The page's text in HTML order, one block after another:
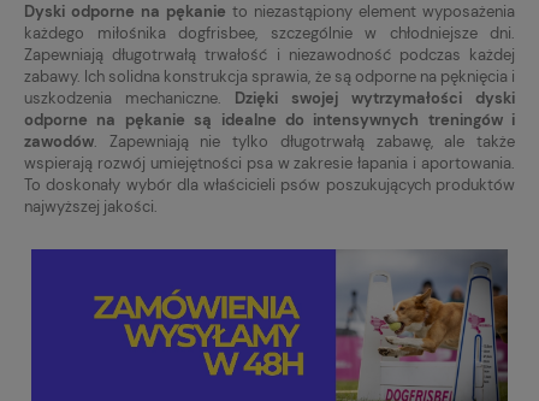
Dyski odporne na pękanie to niezastąpiony element wyposażenia
każdego miłośnika dogfrisbee, szczególnie w chłodniejsze dni.
Zapewniają długotrwałą trwałość i niezawodność podczas każdej
zabawy. Ich solidna konstrukcja sprawia, że są odporne na pęknięcia i
uszkodzenia mechaniczne. Dzięki swojej wytrzymałości dyski
odporne na pękanie są idealne do intensywnych treningów i
zawodów. Zapewniają nie tylko długotrwałą zabawę, ale także
wspierają rozwój umiejętności psa w zakresie łapania i aportowania.
To doskonały wybór dla właścicieli psów poszukujących produktów
najwyższej jakości.